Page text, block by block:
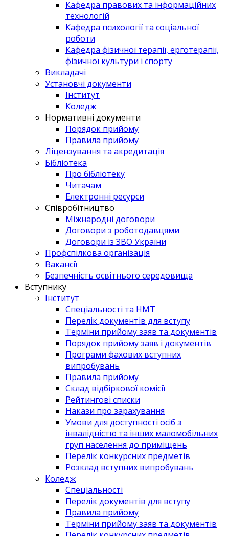
Кафедра правових та інформаційних
технологій
Кафедра психології та соціальної
роботи
Кафедра фізичної терапії, ерготерапії,
фізичної культури і спорту
Викладачі
Установчі документи
Інститут
Коледж
Нормативні документи
Порядок прийому
Правила прийому
Ліцензування та акредитація
Бібліотека
Про бібліотеку
Читачам
Електронні ресурси
Співробітництво
Міжнародні договори
Договори з роботодавцями
Договори із ЗВО України
Профспілкова організація
Вакансії
Безпечність освітнього середовища
Вступнику
Інститут
Спеціальності та НМТ
Перелік документів для вступу
Терміни прийому заяв та документів
Порядок прийому заяв і документів
Програми фахових вступних
випробувань
Правила прийому
Склад відбіркової комісії
Рейтингові списки
Накази про зарахування
Умови для доступності осіб з
інвалідністю та інших маломобільних
груп населення до приміщень
Перелік конкурсних предметів
Розклад вступних випробувань
Коледж
Спеціальності
Перелік документів для вступу
Правила прийому
Терміни прийому заяв та документів